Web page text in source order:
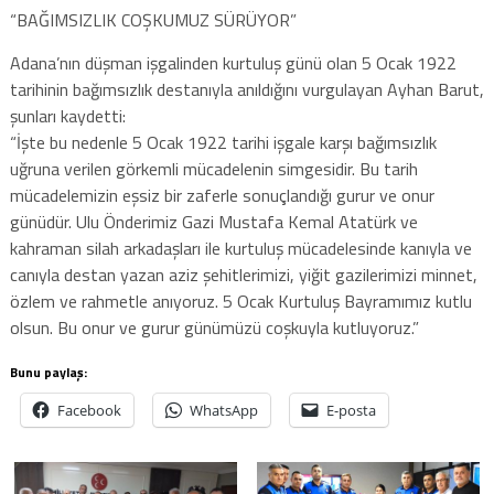
“BAĞIMSIZLIK COŞKUMUZ SÜRÜYOR”
Adana’nın düşman işgalinden kurtuluş günü olan 5 Ocak 1922
tarihinin bağımsızlık destanıyla anıldığını vurgulayan Ayhan Barut,
şunları kaydetti:
“İşte bu nedenle 5 Ocak 1922 tarihi işgale karşı bağımsızlık
uğruna verilen görkemli mücadelenin simgesidir. Bu tarih
mücadelemizin eşsiz bir zaferle sonuçlandığı gurur ve onur
günüdür. Ulu Önderimiz Gazi Mustafa Kemal Atatürk ve
kahraman silah arkadaşları ile kurtuluş mücadelesinde kanıyla ve
canıyla destan yazan aziz şehitlerimizi, yiğit gazilerimizi minnet,
özlem ve rahmetle anıyoruz. 5 Ocak Kurtuluş Bayramımız kutlu
olsun. Bu onur ve gurur günümüzü coşkuyla kutluyoruz.”
Bunu paylaş:
Facebook WhatsApp E-posta